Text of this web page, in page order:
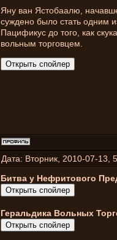
Яну ван Ястобаалю,
суждено было стать одним
Пацификус до того, как
вольным торговцем.
Дата: Вторник, 2010-07-
Битва у Нефритового
Геральдика Вольных